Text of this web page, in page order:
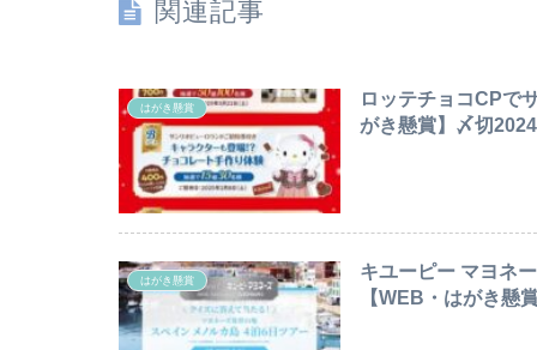
関連記事
はがき懸賞
ロッテチョコCPで
がき懸賞】〆切
はがき懸賞
キユーピー マヨネ
【WEB・はがき懸